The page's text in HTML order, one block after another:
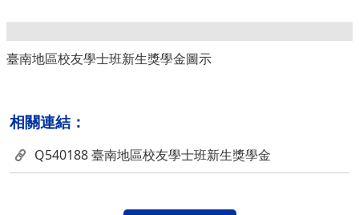
臺南地區校友學士班新生獎學金圖示
相關連結：
Q540188 臺南地區校友學士班新生獎學金